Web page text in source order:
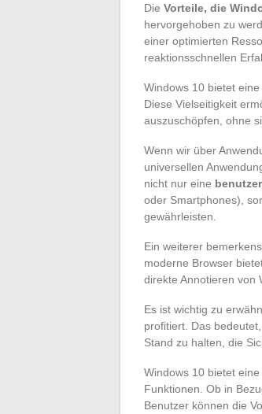
Die Vorteile, die
hervorgehoben zu
einer optimierten
reaktionsschnellen
Windows 10 bietet
Diese Vielseitigkeit
auszuschöpfen, ohne
Wenn wir über
universellen
nicht nur eine
oder Smartphones),
gewährleisten.
Ein weiterer
moderne Browser
direkte Annotieren von
Es ist wichtig zu
profitiert. Das
Stand zu halten, die
Windows 10 bietet
Funktionen. Ob in
Benutzer können die